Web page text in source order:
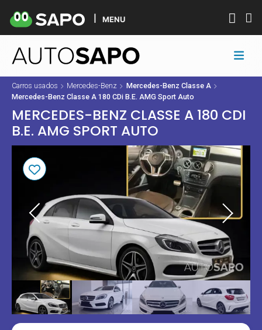
MENU
Carros usados Mercedes-Benz
Mercedes-Benz Classe A
Mercedes-Benz Classe A 180 CDi B.E. AMG Sport Auto
MERCEDES-BENZ CLASSE A 180 CDI
B.E. AMG SPORT AUTO